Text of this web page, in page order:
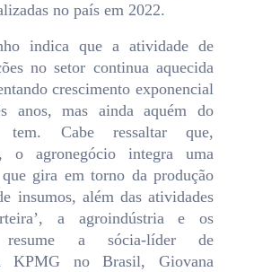
no país em 2022.
indica que a atividade de
no setor continua aquecida
crescimento exponencial
anos, mas ainda aquém do
tem. Cabe ressaltar que,
o agronegócio integra uma
gira em torno da produção
insumos, além das atividades
a agroindústria e os
resume a sócia-líder de
KPMG no Brasil, Giovana